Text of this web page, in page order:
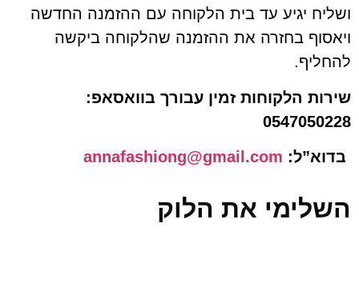
יגיע עד בית הלקוחה עם ההזמנה החדשה
בחזרה את ההזמנה שהלקוחה ביקשה
הלקוחות זמין עבורך בוואסאפ:
annafashiong@gmail.com
את הלוק